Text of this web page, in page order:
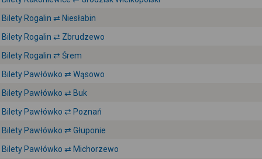
Bilety Rogalin ⇄ Niesłabin
Bilety Rogalin ⇄ Zbrudzewo
Bilety Rogalin ⇄ Śrem
Bilety Pawłówko ⇄ Wąsowo
Bilety Pawłówko ⇄ Buk
Bilety Pawłówko ⇄ Poznań
Bilety Pawłówko ⇄ Głuponie
Bilety Pawłówko ⇄ Michorzewo